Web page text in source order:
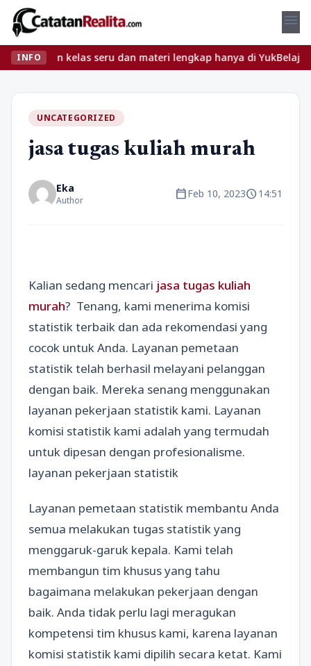
menu
INFOkelas seru dan materi lengkap hanya di
UNCATEGORIZED
jasa tugas kuliah murah
Eka
Author calendar_todayFeb 10, 2023schedule14:51
Kalian sedang mencari jasa tugas kuliah
murah? Tenang, kami menerima komisi
statistik terbaik dan ada rekomendasi yang
cocok untuk Anda. Layanan pemetaan
statistik telah berhasil melayani pelanggan
dengan baik. Mereka senang menggunakan
layanan pekerjaan statistik kami. Layanan
komisi statistik kami adalah yang termudah
untuk dipesan dengan profesionalisme.
layanan pekerjaan statistik
Layanan pemetaan statistik membantu Anda
semua melakukan tugas statistik yang
menggaruk-garuk kepala. Kami telah
membangun tim khusus yang tahu
bagaimana melakukan pekerjaan dengan
baik. Anda tidak perlu lagi meragukan
kompetensi tim khusus kami, karena layanan
komisi statistik kami dipilih secara ketat. Kami